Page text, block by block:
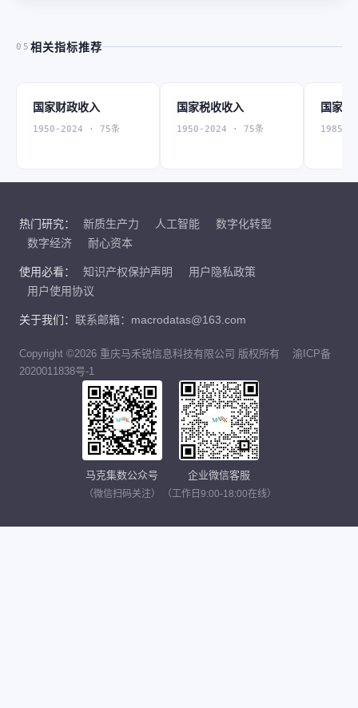
05 相关指标推荐
国家财政收入
1950-2024 · 75条
国家税收收入
1950-2024 · 75条
国家国
1985-
热门研究： 新质生产力 人工智能
数字化转型
数字经济
耐心资本
使用必看： 知识产权保护声明
用户隐私政策
用户使用协议
关于我们： 联系邮箱：macrodatas@163.com
Copyright ©2026 重庆马禾锐信息科技有限公司 版权所有
渝ICP备
2020011838号-1
马克集数公众号
（微信扫码关注）
企业微信客服
（工作日9:00-18:00在线）